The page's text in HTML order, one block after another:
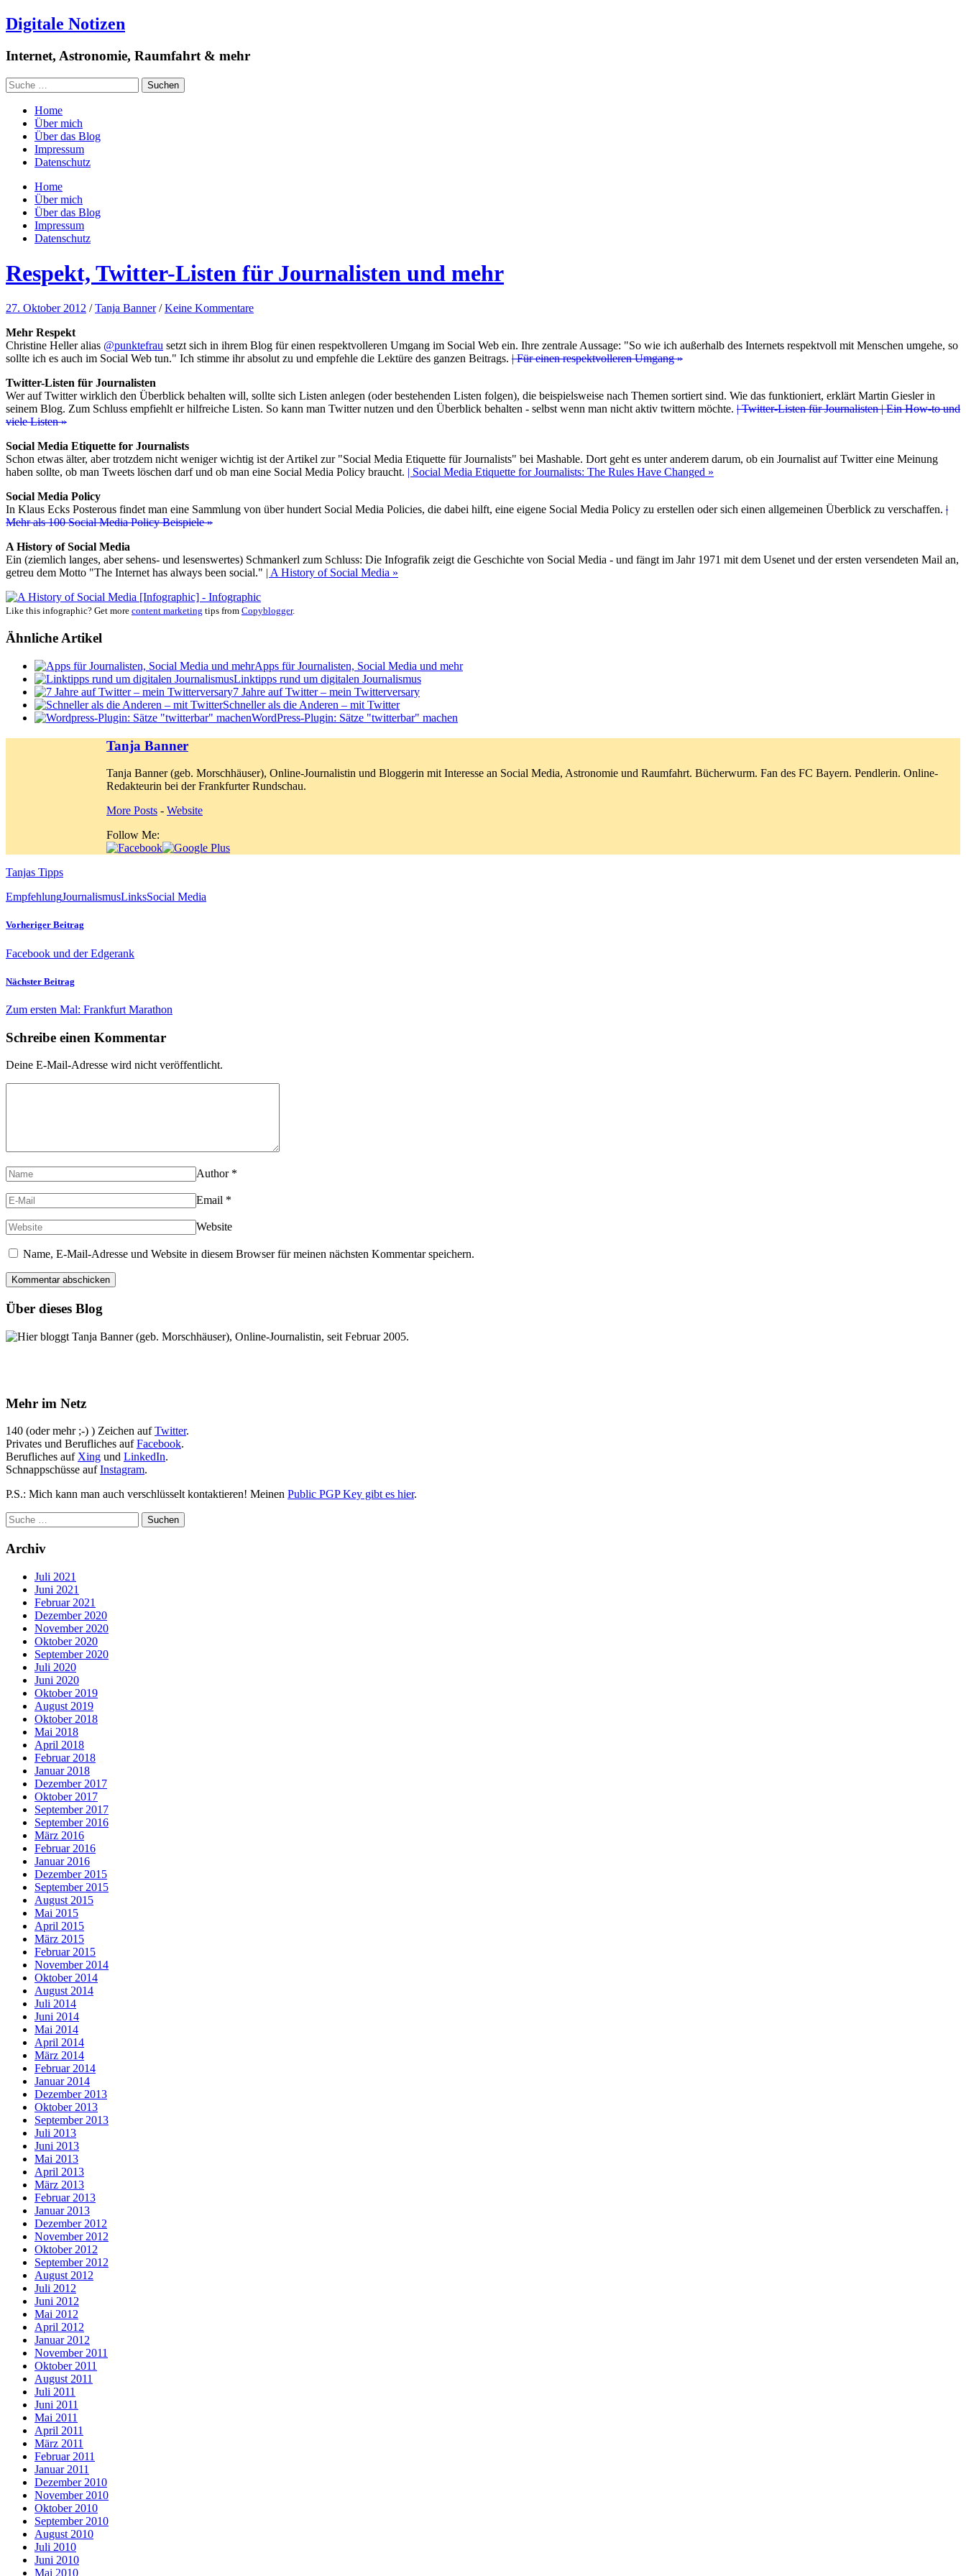
Digitale Notizen
Internet, Astronomie, Raumfahrt & mehr
Home
Über mich
Über das Blog
Impressum
Datenschutz
Home
Über mich
Über das Blog
Impressum
Datenschutz
Respekt, Twitter-Listen für Journalisten und mehr
27. Oktober 2012 /Tanja Banner /Keine Kommentare
Mehr Respekt
Christine Heller alias @punktefrau setzt sich in ihrem Blog für einen respektvolleren Umgang im Social Web ein. Ihre zentrale Aussage: "So wie ich außerhalb des Internets respektvoll mit Menschen umgehe, so
sollte ich es auch im Social Web tun." Ich stimme ihr absolut zu und empfehle die Lektüre des ganzen Beitrags. | Für einen respektvolleren Umgang »
Twitter-Listen für Journalisten
Wer auf Twitter wirklich den Überblick behalten will, sollte sich Listen anlegen (oder bestehenden Listen folgen), die beispielsweise nach Themen sortiert sind. Wie das funktioniert, erklärt Martin Giesler in
seinem Blog. Zum Schluss empfiehlt er hilfreiche Listen. So kann man Twitter nutzen und den Überblick behalten - selbst wenn man nicht aktiv twittern möchte. | Twitter-Listen für Journalisten | Ein How-to und
viele Listen »
Social Media Etiquette for Journalists
Schon etwas älter, aber trotzdem nicht weniger wichtig ist der Artikel zur "Social Media Etiquette für Journalists" bei Mashable. Dort geht es unter anderem darum, ob ein Journalist auf Twitter eine Meinung
haben sollte, ob man Tweets löschen darf und ob man eine Social Media Policy braucht. | Social Media Etiquette for Journalists: The Rules Have Changed »
Social Media Policy
In Klaus Ecks Posterous findet man eine Sammlung von über hundert Social Media Policies, die dabei hilft, eine eigene Social Media Policy zu erstellen oder sich einen allgemeinen Überblick zu verschaffen. |
Mehr als 100 Social Media Policy Beispiele »
A History of Social Media
Ein (ziemlich langes, aber sehens- und lesenswertes) Schmankerl zum Schluss: Die Infografik zeigt die Geschichte von Social Media - und fängt im Jahr 1971 mit dem Usenet und der ersten versendeten Mail an,
getreu dem Motto "The Internet has always been social." | A History of Social Media »
Like this infographic? Get more content marketing tips from Copyblogger.
Ähnliche Artikel
Apps für Journalisten, Social Media und mehr
Linktipps rund um digitalen Journalismus
7 Jahre auf Twitter – mein Twitterversary
Schneller als die Anderen – mit Twitter
WordPress-Plugin: Sätze "twitterbar" machen
Tanja Banner
Tanja Banner (geb. Morschhäuser), Online-Journalistin und Bloggerin mit Interesse an Social Media, Astronomie und Raumfahrt. Bücherwurm. Fan des FC Bayern. Pendlerin. Online-
Redakteurin bei der Frankfurter Rundschau.
More Posts - Website
Follow Me:
Tanjas Tipps
EmpfehlungJournalismusLinksSocial Media
Vorheriger Beitrag
Facebook und der Edgerank
Nächster Beitrag
Zum ersten Mal: Frankfurt Marathon
Schreibe einen Kommentar
Deine E-Mail-Adresse wird nicht veröffentlicht.
Author *
Email *
Website
Name, E-Mail-Adresse und Website in diesem Browser für meinen nächsten Kommentar speichern.
Über dieses Blog
Hier bloggt Tanja Banner (geb. Morschhäuser), Online-Journalistin, seit Februar 2005.
Mehr im Netz
140 (oder mehr ;-) ) Zeichen aufTwitter.
Privates und Berufliches aufFacebook.
Berufliches auf Xing und LinkedIn.
Schnappschüsse aufInstagram.
P.S.: Mich kann man auch verschlüsselt kontaktieren! Meinen Public PGP Key gibt es hier.
Archiv
Juli 2021
Juni 2021
Februar 2021
Dezember 2020
November 2020
Oktober 2020
September 2020
Juli 2020
Juni 2020
Oktober 2019
August 2019
Oktober 2018
Mai 2018
April 2018
Februar 2018
Januar 2018
Dezember 2017
Oktober 2017
September 2017
September 2016
März 2016
Februar 2016
Januar 2016
Dezember 2015
September 2015
August 2015
Mai 2015
April 2015
März 2015
Februar 2015
November 2014
Oktober 2014
August 2014
Juli 2014
Juni 2014
Mai 2014
April 2014
März 2014
Februar 2014
Januar 2014
Dezember 2013
Oktober 2013
September 2013
Juli 2013
Juni 2013
Mai 2013
April 2013
März 2013
Februar 2013
Januar 2013
Dezember 2012
November 2012
Oktober 2012
September 2012
August 2012
Juli 2012
Juni 2012
Mai 2012
April 2012
Januar 2012
November 2011
Oktober 2011
August 2011
Juli 2011
Juni 2011
Mai 2011
April 2011
März 2011
Februar 2011
Januar 2011
Dezember 2010
November 2010
Oktober 2010
September 2010
August 2010
Juli 2010
Juni 2010
Mai 2010